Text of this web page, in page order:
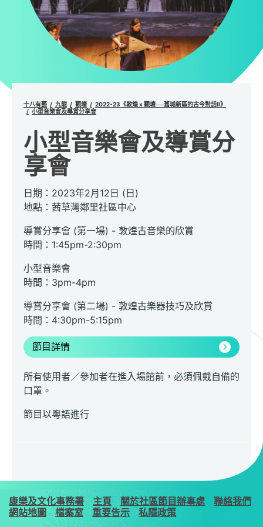
十八有藝 九龍 觀塘
2022-23《敦煌 x 觀塘──舊城新區的古今對話II》
小型音樂會及導賞分享會
小型音樂會及導賞分
享會
日期：2023年2月12日 (日)
地點：茜草灣鄰里社區中心
導賞分享會 (第一場) - 敦煌古音樂的欣賞
時間：1:45pm-2:30pm
小型音樂會
時間：3pm-4pm
導賞分享會 (第二場) - 敦煌古樂器技巧及欣賞
時間：4:30pm-5:15pm
節目詳情
所有使用者／參加者在進入場館前，必須佩戴自備的
口罩。
節目以粵語進行
康樂及文化事務署 主頁 關於社區節目辦事處
聯絡我們
網站地圖
檔案室 重要告示 私隱政策